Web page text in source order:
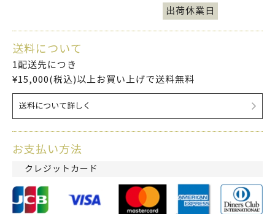
出荷休業日
送料について
1配送先につき
¥15,000(税込)以上お買い上げで送料無料
送料について詳しく
お支払い方法
クレジットカード